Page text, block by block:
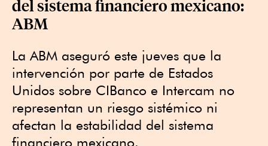
del sistema financiero mexicano:
ABM
La ABM aseguró este jueves que la
intervención por parte de Estados
Unidos sobre CIBanco e Intercam no
representan un riesgo sistémico ni
afectan la estabilidad del sistema
financiero mexicano.